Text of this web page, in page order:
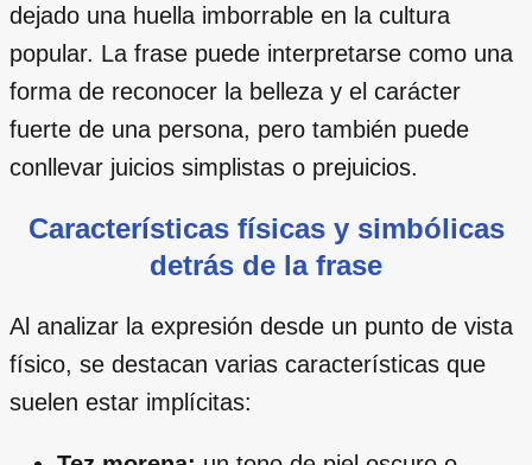
dejado una huella imborrable en la cultura
popular. La frase puede interpretarse como una
forma de reconocer la belleza y el carácter
fuerte de una persona, pero también puede
conllevar juicios simplistas o prejuicios.
Características físicas y simbólicas
detrás de la frase
Al analizar la expresión desde un punto de vista
físico, se destacan varias características que
suelen estar implícitas: